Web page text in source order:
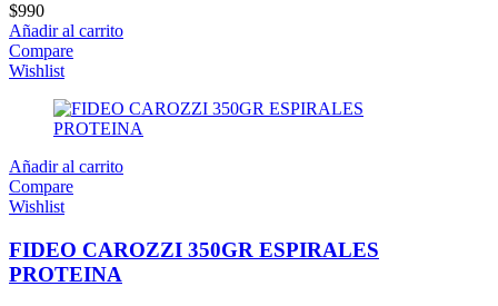
$990
Añadir al carrito
Compare
Wishlist
Añadir al carrito
Compare
Wishlist
FIDEO CAROZZI 350GR ESPIRALES
PROTEINA